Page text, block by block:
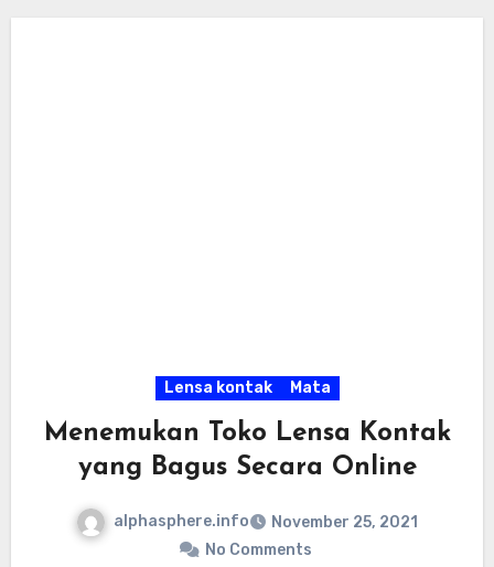
Lensa kontak Mata
Menemukan Toko Lensa Kontak
yang Bagus Secara Online
alphasphere.info
November 25, 2021
No Comments